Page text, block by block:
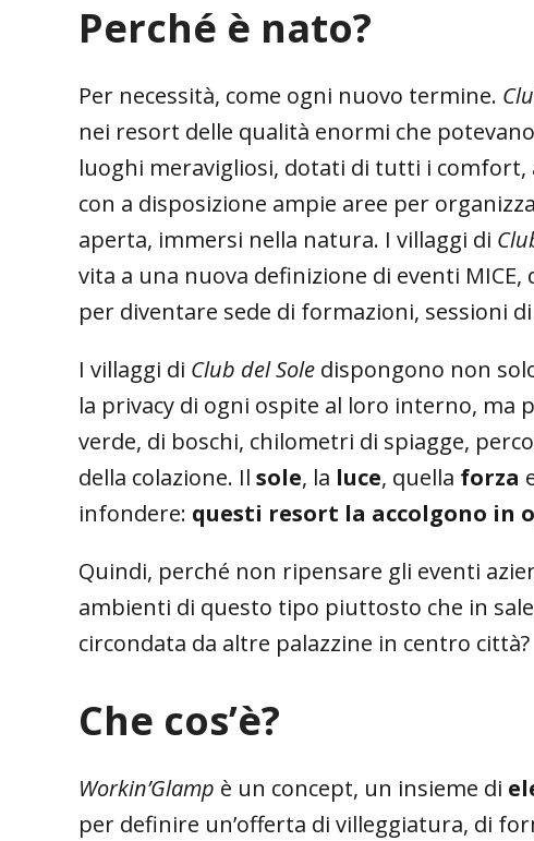
Perché è nato?
Per necessità, come ogni nuovo termine.
nei resort delle qualità enormi che potevano
luoghi meravigliosi, dotati di tutti i
con a disposizione ampie aree per
aperta, immersi nella natura. I villaggi di
vita a una nuova definizione di eventi MICE,
per diventare sede di formazioni, sessioni
I villaggi di Club del Sole dispongono non
la privacy di ogni ospite al loro interno, ma
verde, di boschi, chilometri di spiagge,
della colazione. Il sole, la luce, quella forza
infondere: questi resort la accolgono in
Quindi, perché non ripensare gli eventi
ambienti di questo tipo piuttosto che in
circondata da altre palazzine in centro città?
Che cos’è?
Workin’Glamp è un concept, un insieme di
per definire un’offerta di villeggiatura, di